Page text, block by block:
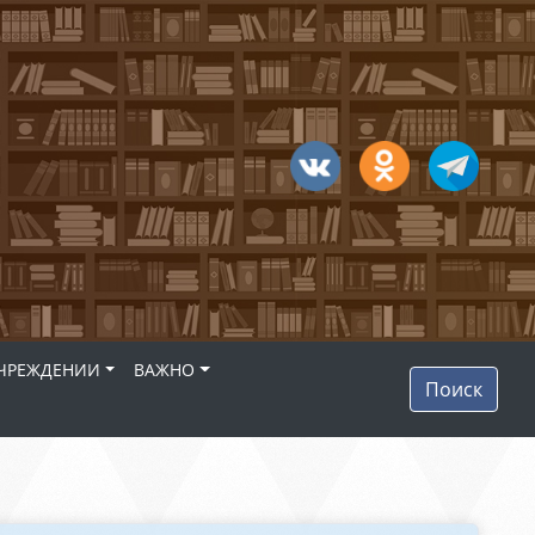
ВАЖНО
Поиск